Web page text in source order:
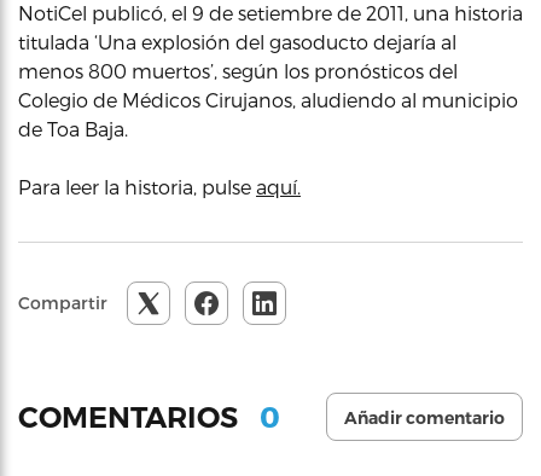
NotiCel publicó, el 9 de setiembre de 2011, una historia
titulada ‘Una explosión del gasoducto dejaría al
menos 800 muertos’, según los pronósticos del
Colegio de Médicos Cirujanos, aludiendo al municipio
de Toa Baja.
Para leer la historia, pulse aquí.
Compartir
COMENTARIOS 0 Añadir comentario